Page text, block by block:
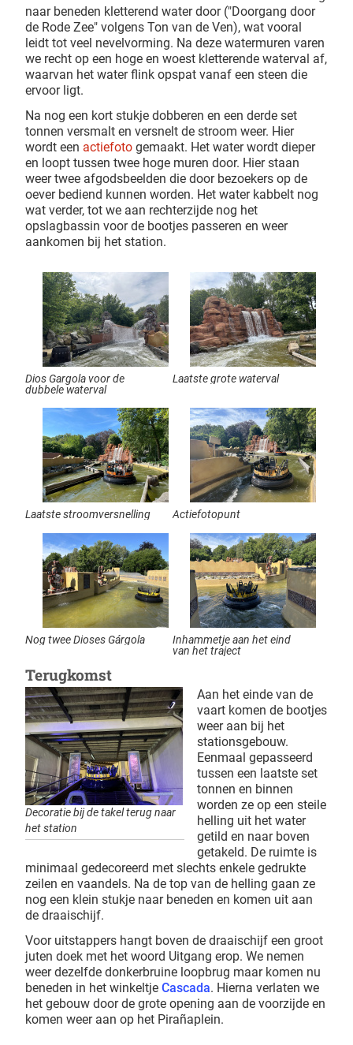
naar beneden kletterend water door ("Doorgang door
de Rode Zee" volgens Ton van de Ven), wat vooral
leidt tot veel nevelvorming. Na deze watermuren varen
we recht op een hoge en woest kletterende waterval af,
waarvan het water flink opspat vanaf een steen die
ervoor ligt.
Na nog een kort stukje dobberen en een derde set
tonnen versmalt en versnelt de stroom weer. Hier
wordt een actiefoto gemaakt. Het water wordt dieper
en loopt tussen twee hoge muren door. Hier staan
weer twee afgodsbeelden die door bezoekers op de
oever bediend kunnen worden. Het water kabbelt nog
wat verder, tot we aan rechterzijde nog het
opslagbassin voor de bootjes passeren en weer
aankomen bij het station.
Dios Gargola voor de
dubbele waterval
Laatste grote waterval
Laatste stroomversnelling Actiefotopunt
Nog twee Dioses Gárgola
Inhammetje aan het eind
van het traject
Terugkomst
Decoratie bij de takel terug naar
het station
Aan het einde van de
vaart komen de bootjes
weer aan bij het
stationsgebouw.
Eenmaal gepasseerd
tussen een laatste set
tonnen en binnen
worden ze op een steile
helling uit het water
getild en naar boven
getakeld. De ruimte is
minimaal gedecoreerd met slechts enkele gedrukte
zeilen en vaandels. Na de top van de helling gaan ze
nog een klein stukje naar beneden en komen uit aan
de draaischijf.
Voor uitstappers hangt boven de draaischijf een groot
juten doek met het woord Uitgang erop. We nemen
weer dezelfde donkerbruine loopbrug maar komen nu
beneden in het winkeltje Cascada. Hierna verlaten we
het gebouw door de grote opening aan de voorzijde en
komen weer aan op het Pirañaplein.